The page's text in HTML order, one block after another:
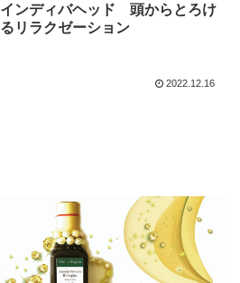
インディバヘッド 頭からとろけ
るリラクゼーション
2022.12.16